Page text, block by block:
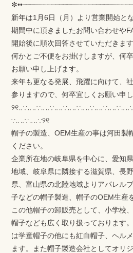
新年は1月6日（月）より営業開始と
期間中に頂きましたお問い合わせや
開始後に順次回答させていただきます
何かとご不便をお掛けしますが、何
お願い申し上げます。
来年も更なる発展、飛躍に向けて、
参りますので、何卒宜しくお願い申し
∵‥‥∵‥‥∵୨୧
帽子の製造、OEM生産の事は河田製
ください。
企業所在地の岐阜県を中心に、愛知
地域、岐阜県に隣接する滋賀県、長
県、富山県の北陸地域よりアパレル
子などの帽子製造、帽子のOEM生産
この他帽子の卸販売として、小学校
帽子なども広く取り扱っております
は学童帽子の他にも紅白帽子、ヘル
ます。また帽子製造会社としてオリ